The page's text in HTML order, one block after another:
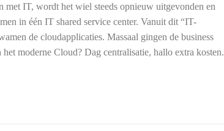
met IT, wordt het wiel steeds opnieuw uitgevonden en
in één IT shared service center. Vanuit dit “IT-
de cloudapplicaties. Massaal gingen de business
moderne Cloud? Dag centralisatie, hallo extra kosten.